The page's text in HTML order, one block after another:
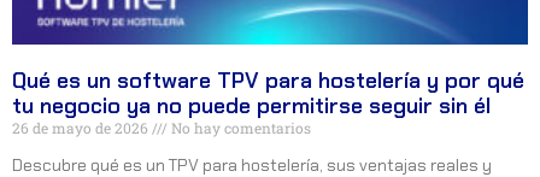
Qué es un software TPV para hostelería y por qué
tu negocio ya no puede permitirse seguir sin él
26 de mayo de 2026 No hay comentarios
Descubre qué es un TPV para hostelería, sus ventajas reales y